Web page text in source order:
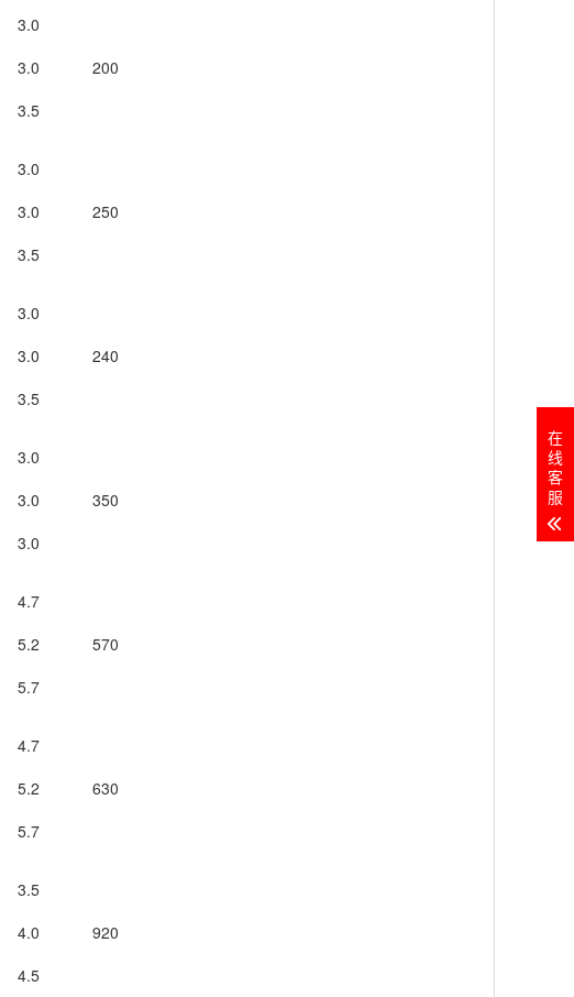
3.0
3.0
3.5
200
3.0
3.0
3.5
250
3.0
3.0
3.5
240
3.0
3.0
3.0
350
4.7
5.2
5.7
570
4.7
5.2
5.7
630
3.5
4.0
4.5
920
在
线
客
服